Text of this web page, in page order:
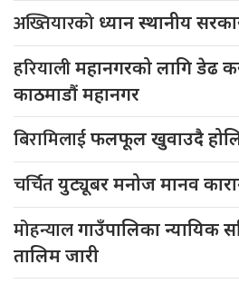
अख्तियारको ध्यान स्थानीय
हरियालीमहानगरको लागि डेढ
काठमाडौं महानगर
बिरामिलाईफलफूल खुवाउदै
चर्चितयुट्यूबर मनोज मानव
मोहन्यालगाउँपालिका न्यायिक
तालिम जारी